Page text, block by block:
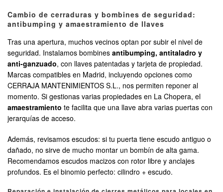
Cambio de cerraduras y bombines de seguridad:
antibumping y amaestramiento de llaves
Tras una apertura, muchos vecinos optan por subir el nivel de
seguridad. Instalamos bombines antibumping, antitaladro y
anti-ganzuado, con llaves patentadas y tarjeta de propiedad.
Marcas compatibles en Madrid, incluyendo opciones como
CERRAJA MANTENIMIENTOS S.L., nos permiten reponer al
momento. Si gestionas varias propiedades en La Chopera, el
amaestramiento te facilita que una llave abra varias puertas con
jerarquías de acceso.
Además, revisamos escudos: si tu puerta tiene escudo antiguo o
dañado, no sirve de mucho montar un bombín de alta gama.
Recomendamos escudos macizos con rotor libre y anclajes
profundos. Es el binomio perfecto: cilindro + escudo.